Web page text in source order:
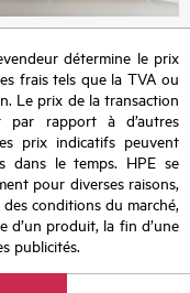
détermine le prix
frais tels que la TVA ou
Le prix de la transaction
par rapport à d’autres
prix indicatifs peuvent
dans le temps. HPE se
pour diverses raisons,
conditions du marché,
d’un produit, la fin d’une
publicités.